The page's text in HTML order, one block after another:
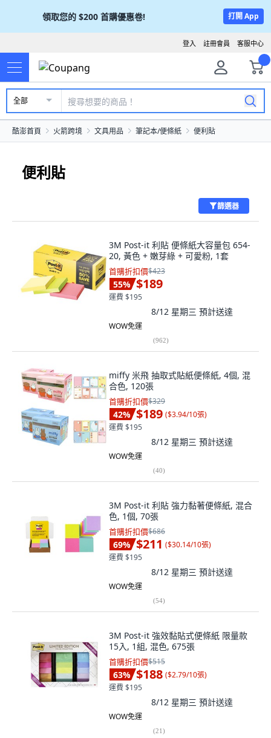
領取您的 $200 首購優惠卷! 打開 App
客服中心
註冊會員
登入
全部
酷澎首頁 火箭跨境 文具用品 筆記本/便條紙 便利貼
便利貼
篩選器
3M Post-it 利貼 便條紙大容量包 654-
20, 黃色 + 嫩芽綠 + 可愛粉, 1套
首購折扣價$423
55% $189
運費 $195
8/12 星期三 預計送達
WOW免運
(962)
miffy 米飛 抽取式貼紙便條紙, 4個, 混
合色, 120張
首購折扣價$329
42% $189 ($3.94/10張)
運費 $195
8/12 星期三 預計送達
WOW免運
(40)
3M Post-it 利貼 強力黏著便條紙, 混合
色, 1個, 70張
首購折扣價$686
69% $211 ($30.14/10張)
運費 $195
8/12 星期三 預計送達
WOW免運
(54)
3M Post-it 強效黏貼式便條紙 限量款
15入, 1組, 混色, 675張
首購折扣價$515
63% $188 ($2.79/10張)
運費 $195
8/12 星期三 預計送達
WOW免運
(21)